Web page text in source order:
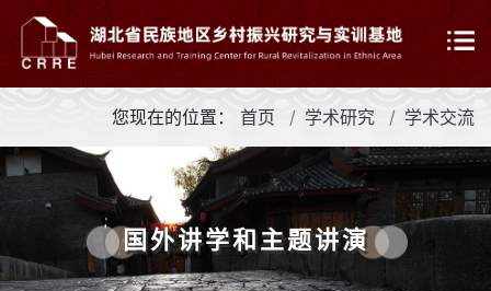
您现在的位置： 首页 学术研究 学术交流
学术报告 国外讲学和主题讲演
国外讲学和主题讲演